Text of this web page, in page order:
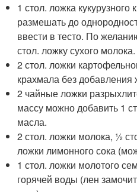
1 стол. ложка
размешать до
ввести в тесто. По
стол. ложку сухого молока.
2 стол. ложки
крахмала без добавления
2 чайные ложки
массу можно добавить 1
масла.
2 стол. ложки молока, ½
ложки лимонного сока
1 стол. ложки молотого
горячей воды (лен